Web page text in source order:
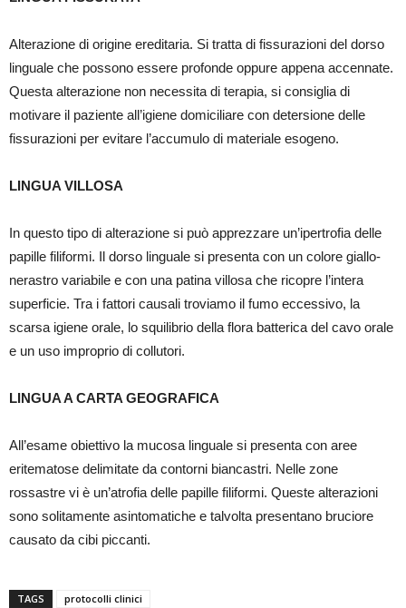
Alterazione di origine ereditaria. Si tratta di fissurazioni del dorso
linguale che possono essere profonde oppure appena accennate.
Questa alterazione non necessita di terapia, si consiglia di
motivare il paziente all’igiene domiciliare con detersione delle
fissurazioni per evitare l’accumulo di materiale esogeno.
LINGUA VILLOSA
In questo tipo di alterazione si può apprezzare un’ipertrofia delle
papille filiformi. Il dorso linguale si presenta con un colore giallo-
nerastro variabile e con una patina villosa che ricopre l’intera
superficie. Tra i fattori causali troviamo il fumo eccessivo, la
scarsa igiene orale, lo squilibrio della flora batterica del cavo orale
e un uso improprio di collutori.
LINGUA A CARTA GEOGRAFICA
All’esame obiettivo la mucosa linguale si presenta con aree
eritematose delimitate da contorni biancastri. Nelle zone
rossastre vi è un’atrofia delle papille filiformi. Queste alterazioni
sono solitamente asintomatiche e talvolta presentano bruciore
causato da cibi piccanti.
TAGS protocolli clinici